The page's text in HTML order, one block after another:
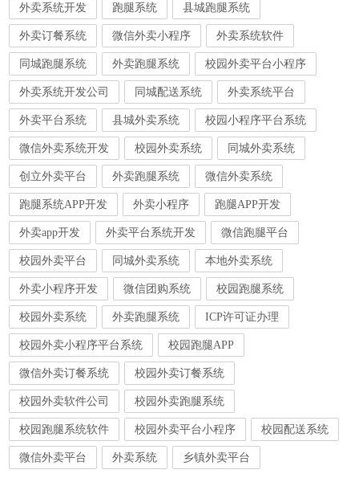
外卖系统开发 跑腿系统 县城跑腿系统
外卖订餐系统 微信外卖小程序 外卖系统软件
同城跑腿系统 外卖跑腿系统 校园外卖平台小程序
外卖系统开发公司 同城配送系统 外卖系统平台
外卖平台系统 县城外卖系统 校园小程序平台系统
微信外卖系统开发 校园外卖系统 同城外卖系统
创立外卖平台 外卖跑腿系统 微信外卖系统
跑腿系统APP开发 外卖小程序 跑腿APP开发
外卖app开发 外卖平台系统开发 微信跑腿平台
校园外卖平台 同城外卖系统 本地外卖系统
外卖小程序开发 微信团购系统 校园跑腿系统
校园外卖系统 外卖跑腿系统 ICP许可证办理
校园外卖小程序平台系统 校园跑腿APP
微信外卖订餐系统 校园外卖订餐系统
校园外卖软件公司 校园外卖跑腿系统
校园跑腿系统软件 校园外卖平台小程序 校园配送系统
微信外卖平台 外卖系统 乡镇外卖平台